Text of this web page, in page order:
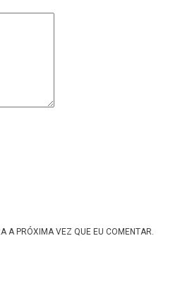
A PRÓXIMA VEZ QUE EU COMENTAR.